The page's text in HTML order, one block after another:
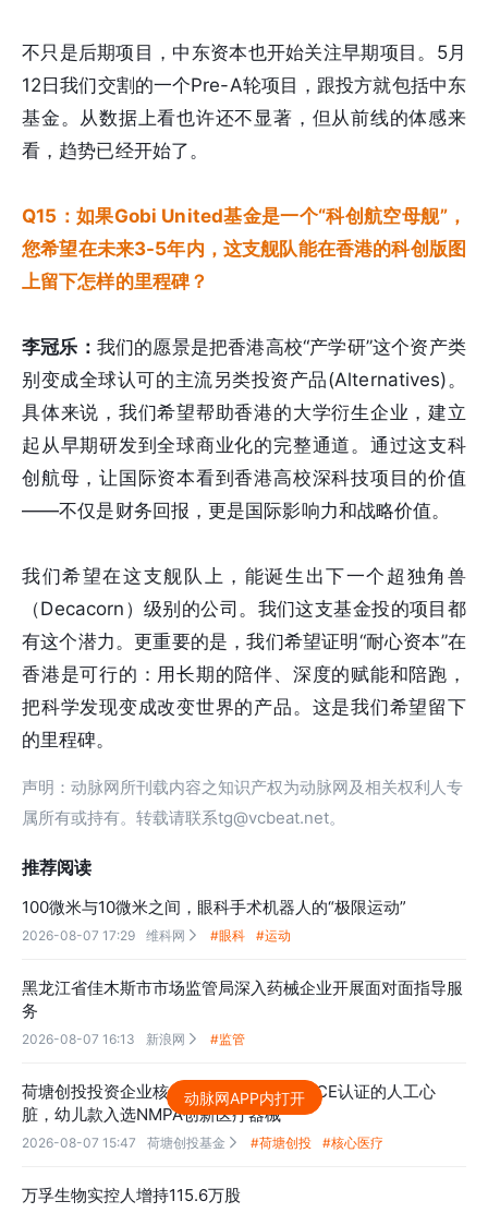
不只是后期项目，中东资本也开始关注早期项目。5月
12日我们交割的一个Pre-A轮项目，跟投方就包括中东
基金。从数据上看也许还不显著，但从前线的体感来
看，趋势已经开始了。
Q15：如果Gobi United基金是一个“科创航空母舰”，
您希望在未来3-5年内，这支舰队能在香港的科创版图
上留下怎样的里程碑？
李冠乐： 我们的愿景是把香港高校“产学研”这个资产类
别变成全球认可的主流另类投资产品(Alternatives)。
具体来说，我们希望帮助香港的大学衍生企业，建立
起从早期研发到全球商业化的完整通道。通过这支科
创航母，让国际资本看到香港高校深科技项目的价值
——不仅是财务回报，更是国际影响力和战略价值。
我们希望在这支舰队上，能诞生出下一个超独角兽
（Decacorn）级别的公司。我们这支基金投的项目都
有这个潜力。更重要的是，我们希望证明“耐心资本”在
香港是可行的：用长期的陪伴、深度的赋能和陪跑，
把科学发现变成改变世界的产品。这是我们希望留下
的里程碑。
声明：动脉网所刊载内容之知识产权为动脉网及相关权利人专
属所有或持有。转载请联系tg@vcbeat.net。
推荐阅读
100微米与10微米之间，眼科手术机器人的“极限运动”
2026-08-07 17:29 维科网  #眼科 #运动
黑龙江省佳木斯市市场监管局深入药械企业开展面对面指导服
务
2026-08-07 16:13 新浪网  #监管
荷塘创投投资企业核心医疗获批中国首款CE认证的人工心
脏，幼儿款入选NMPA创新医疗器械
2026-08-07 15:47 荷塘创投基金  #荷塘创投 #核心医疗
万孚生物实控人增持115.6万股
动脉网APP内打开